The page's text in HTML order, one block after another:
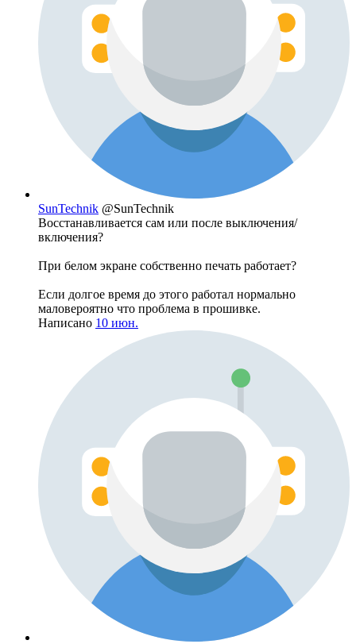
SunTechnik @SunTechnik
Восстанавливается сам или после выключения/
включения?
При белом экране собственно печать работает?
Если долгое время до этого работал нормально
маловероятно что проблема в прошивке.
Написано 10 июн.